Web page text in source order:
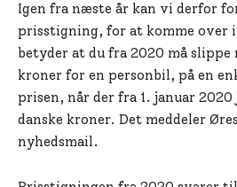
Igen fra næste år kan vi derfor
prisstigning, for at komme over
betyder at du fra 2020 må slippe
kroner for en personbil, på en
prisen, når der fra 1. januar
danske kroner. Det meddeler
nyhedsmail.